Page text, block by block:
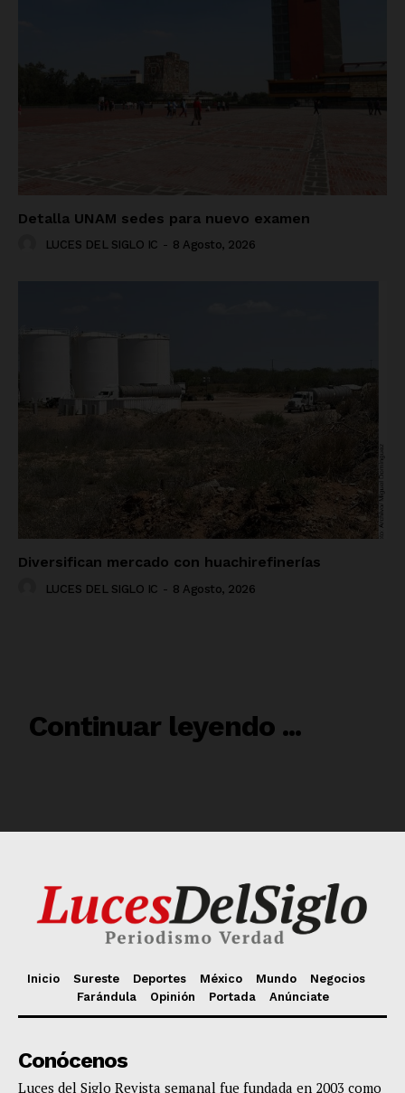
Inicio Sureste Deportes México Mundo
Negocios
Farándula
Opinión Portada Anúnciate
Conócenos
Luces del Siglo Revista semanal fue fundada en 2003 como